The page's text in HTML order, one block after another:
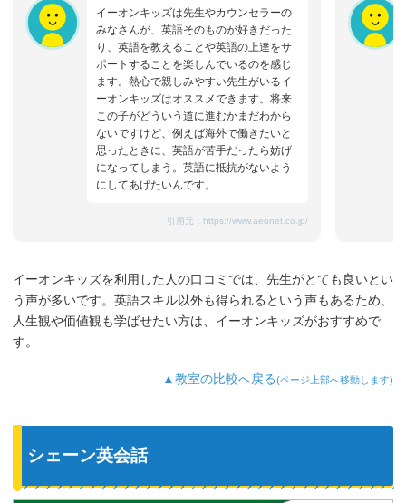
イーオンキッズは先生やカウンセラーの
みなさんが、英語そのものが好きだった
り、英語を教えることや英語の上達をサ
ポートすることを楽しんでいるのを感じ
ます。熱心で親しみやすい先生がいるイ
ーオンキッズはオススメできます。将来
この子がどういう道に進むかまだわから
ないですけど、例えば海外で働きたいと
思ったときに、英語が苦手だったら妨げ
になってしまう。英語に抵抗がないよう
にしてあげたいんです。
引用元： https://www.aeonet.co.jp/
イーオンキッズを利用した人の口コミでは、先生がとても良いとい
う声が多いです。英語スキル以外も得られるという声もあるため、
人生観や価値観も学ばせたい方は、イーオンキッズがおすすめで
す。
▲教室の比較へ戻る(ページ上部へ移動します)
シェーン英会話